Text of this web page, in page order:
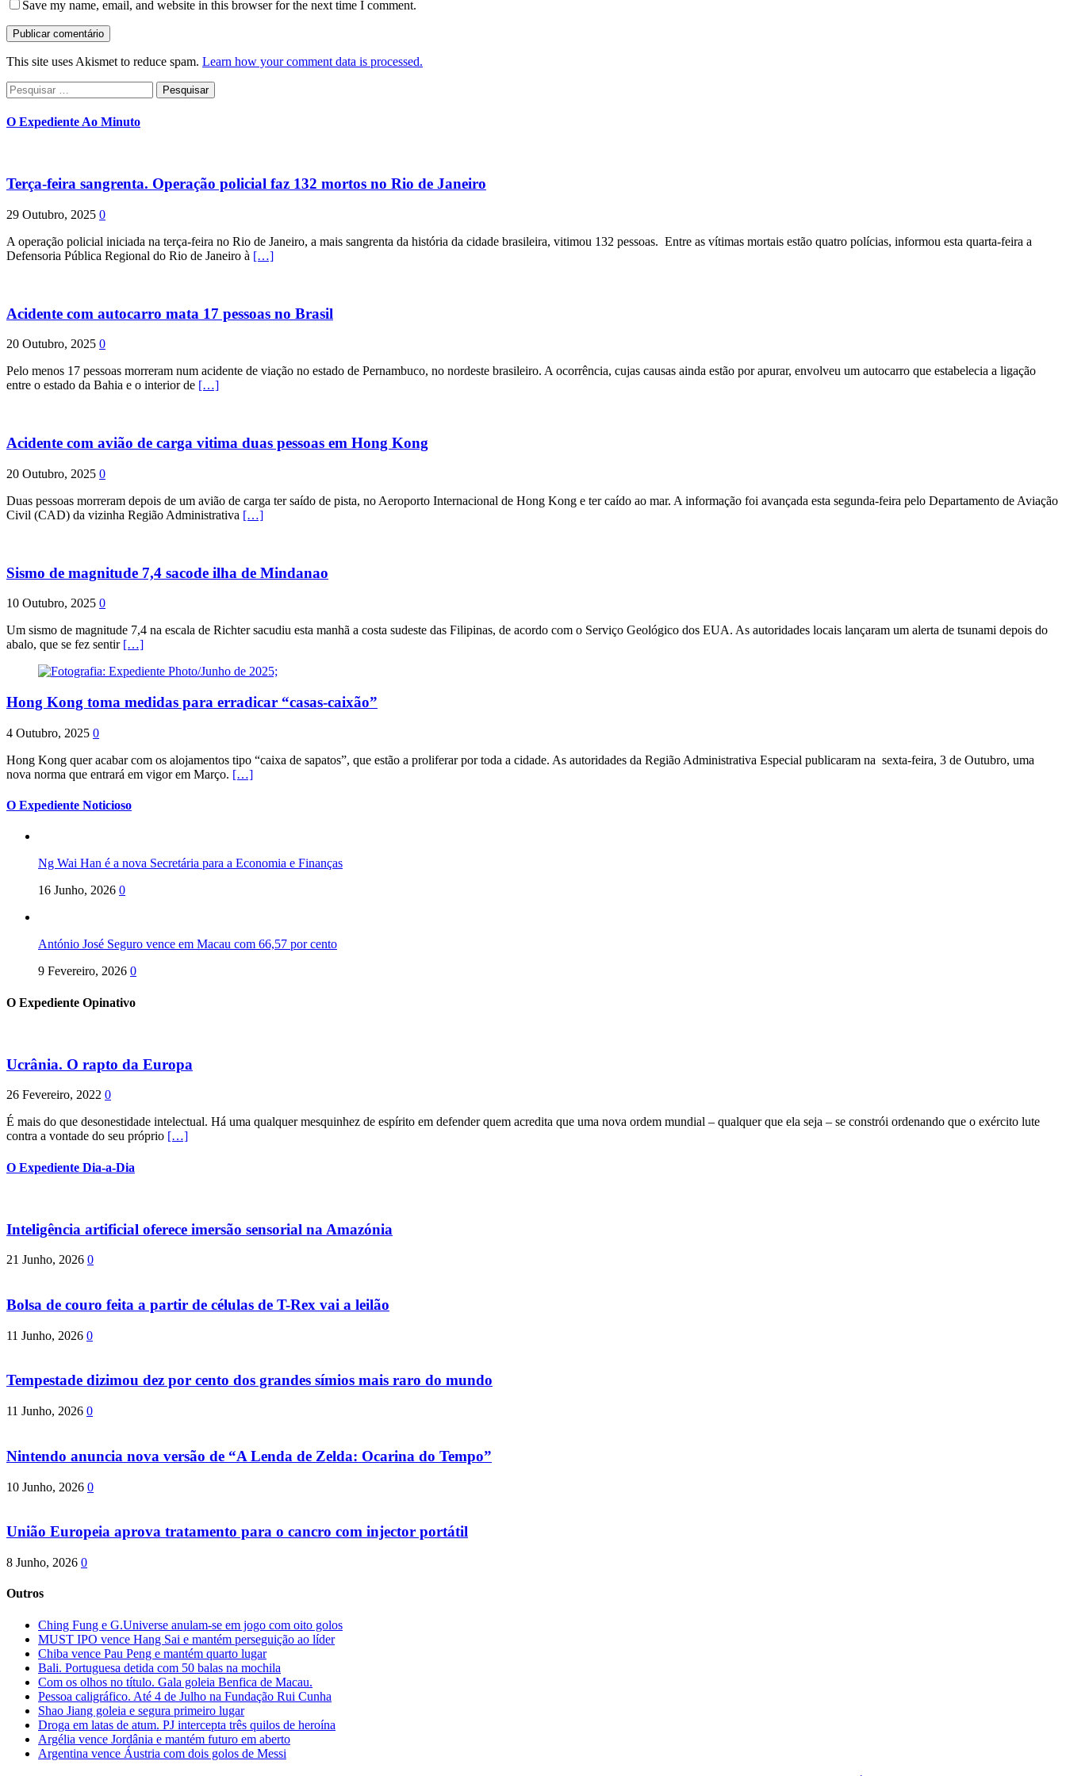
Save my name, email, and website in this browser for the next time I comment.
This site uses Akismet to reduce spam. Learn how your comment data is processed.
Pesquisar
por:
O Expediente Ao Minuto
Terça-feira sangrenta. Operação policial faz 132 mortos no Rio de Janeiro
29 Outubro, 2025 0
A operação policial iniciada na terça-feira no Rio de Janeiro, a mais sangrenta da história da cidade brasileira, vitimou 132 pessoas. Entre as vítimas mortais estão quatro polícias, informou esta quarta-feira a
Defensoria Pública Regional do Rio de Janeiro à […]
Acidente com autocarro mata 17 pessoas no Brasil
20 Outubro, 2025 0
Pelo menos 17 pessoas morreram num acidente de viação no estado de Pernambuco, no nordeste brasileiro. A ocorrência, cujas causas ainda estão por apurar, envolveu um autocarro que estabelecia a ligação
entre o estado da Bahia e o interior de […]
Acidente com avião de carga vitima duas pessoas em Hong Kong
20 Outubro, 2025 0
Duas pessoas morreram depois de um avião de carga ter saído de pista, no Aeroporto Internacional de Hong Kong e ter caído ao mar. A informação foi avançada esta segunda-feira pelo Departamento de Aviação
Civil (CAD) da vizinha Região Administrativa […]
Sismo de magnitude 7,4 sacode ilha de Mindanao
10 Outubro, 2025 0
Um sismo de magnitude 7,4 na escala de Richter sacudiu esta manhã a costa sudeste das Filipinas, de acordo com o Serviço Geológico dos EUA. As autoridades locais lançaram um alerta de tsunami depois do
abalo, que se fez sentir […]
Hong Kong toma medidas para erradicar “casas-caixão”
4 Outubro, 2025 0
Hong Kong quer acabar com os alojamentos tipo “caixa de sapatos”, que estão a proliferar por toda a cidade. As autoridades da Região Administrativa Especial publicaram na sexta-feira, 3 de Outubro, uma
nova norma que entrará em vigor em Março. […]
O Expediente Noticioso
Ng Wai Han é a nova Secretária para a Economia e Finanças
16 Junho, 2026 0
António José Seguro vence em Macau com 66,57 por cento
9 Fevereiro, 2026 0
O Expediente Opinativo
Ucrânia. O rapto da Europa
26 Fevereiro, 2022 0
É mais do que desonestidade intelectual. Há uma qualquer mesquinhez de espírito em defender quem acredita que uma nova ordem mundial – qualquer que ela seja – se constrói ordenando que o exército lute
contra a vontade do seu próprio […]
O Expediente Dia-a-Dia
Inteligência artificial oferece imersão sensorial na Amazónia
21 Junho, 2026 0
Bolsa de couro feita a partir de células de T-Rex vai a leilão
11 Junho, 2026 0
Tempestade dizimou dez por cento dos grandes símios mais raro do mundo
11 Junho, 2026 0
Nintendo anuncia nova versão de “A Lenda de Zelda: Ocarina do Tempo”
10 Junho, 2026 0
União Europeia aprova tratamento para o cancro com injector portátil
8 Junho, 2026 0
Outros
Ching Fung e G.Universe anulam-se em jogo com oito golos
MUST IPO vence Hang Sai e mantém perseguição ao líder
Chiba vence Pau Peng e mantém quarto lugar
Bali. Portuguesa detida com 50 balas na mochila
Com os olhos no título. Gala goleia Benfica de Macau.
Pessoa caligráfico. Até 4 de Julho na Fundação Rui Cunha
Shao Jiang goleia e segura primeiro lugar
Droga em latas de atum. PJ intercepta três quilos de heroína
Argélia vence Jordânia e mantém futuro em aberto
Argentina vence Áustria com dois golos de Messi